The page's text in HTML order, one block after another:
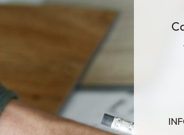
InternalFormDataPassing